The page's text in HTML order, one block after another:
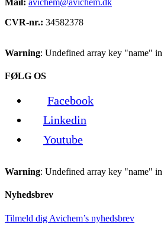
CVR-nr.: 34582378
Warning: Undefined array key "name" in
FØLG OS
Facebook
Linkedin
Youtube
Warning: Undefined array key "name" in
Nyhedsbrev
Tilmeld dig Avichem’s nyhedsbrev